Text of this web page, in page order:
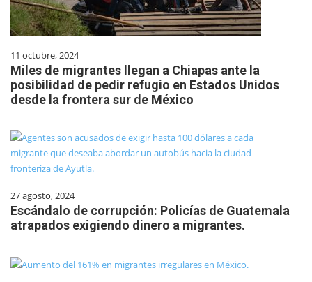
11 octubre, 2024
Miles de migrantes llegan a Chiapas ante la
posibilidad de pedir refugio en Estados Unidos
desde la frontera sur de México
27 agosto, 2024
Escándalo de corrupción: Policías de Guatemala
atrapados exigiendo dinero a migrantes.